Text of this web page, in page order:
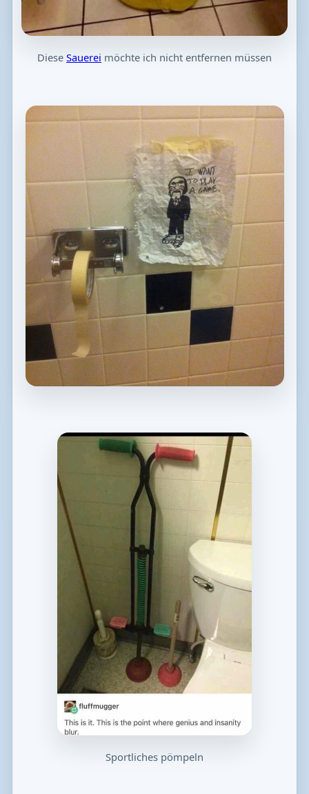
Diese Sauerei möchte ich nicht entfernen müssen
Sportliches pömpeln